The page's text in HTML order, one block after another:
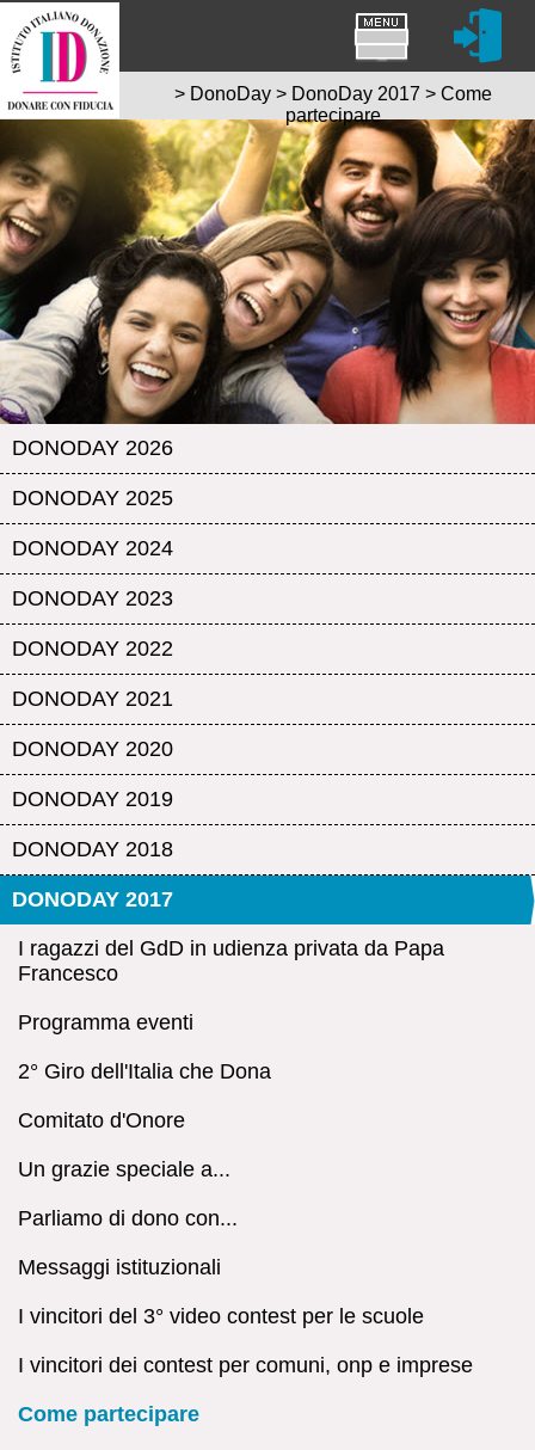
DONODAY 2026
DONODAY 2025
DONODAY 2024
DONODAY 2023
DONODAY 2022
DONODAY 2021
DONODAY 2020
DONODAY 2019
DONODAY 2018
DONODAY 2017
I ragazzi del GdD in udienza privata da Papa
Francesco
Programma eventi
2° Giro dell'Italia che Dona
Comitato d'Onore
Un grazie speciale a...
Parliamo di dono con...
Messaggi istituzionali
I vincitori del 3° video contest per le scuole
I vincitori dei contest per comuni, onp e imprese
Come partecipare
> DonoDay > DonoDay 2017 > Come
partecipare